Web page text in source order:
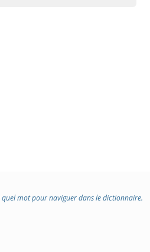
quel mot pour naviguer dans le dictionnaire.